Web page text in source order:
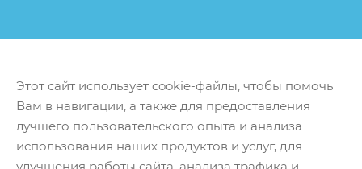
Этот сайт использует cookie-файлы, чтобы помочь
Вам в навигации, а также для предоставления
лучшего пользовательского опыта и анализа
использования наших продуктов и услуг, для